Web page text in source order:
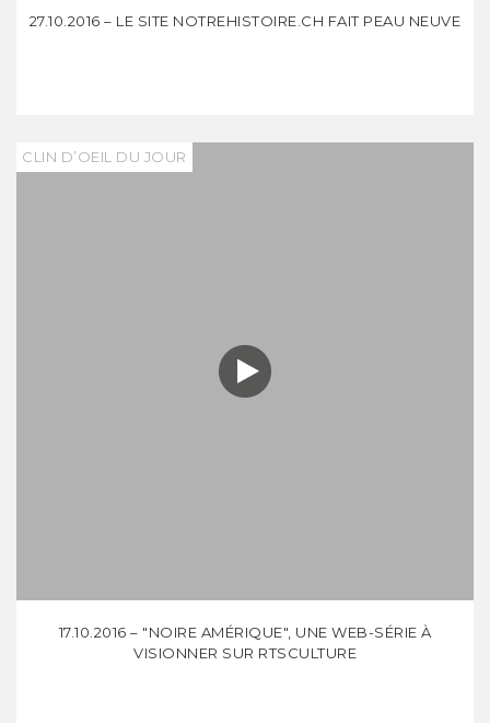
27.10.2016 – LE SITE NOTREHISTOIRE.CH FAIT PEAU NEUVE
CLIN D’OEIL DU JOUR
17.10.2016 – "NOIRE AMÉRIQUE", UNE WEB-SÉRIE À
VISIONNER SUR RTSCULTURE